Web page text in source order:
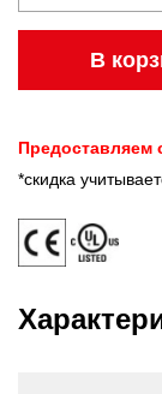
В
Предоставляем
*скидка